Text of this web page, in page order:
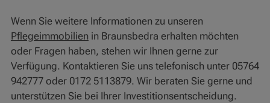
Wenn Sie weitere Informationen zu unseren
Pflegeimmobilien in Braunsbedra erhalten möchten
oder Fragen haben, stehen wir Ihnen gerne zur
Verfügung. Kontaktieren Sie uns telefonisch unter 05764
942777 oder 0172 5113879. Wir beraten Sie gerne und
unterstützen Sie bei Ihrer Investitionsentscheidung.